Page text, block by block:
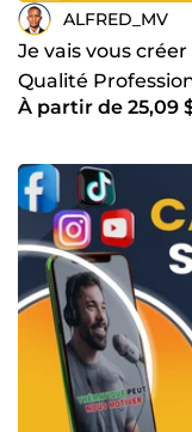
ALFRED_MV
Je vais vous
Qualité
À partir de 25,09